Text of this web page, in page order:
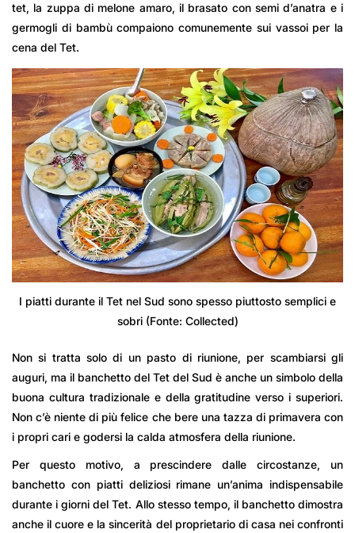
tet, la zuppa di melone amaro, il brasato con semi d’anatra e i
germogli di bambù compaiono comunemente sui vassoi per la
cena del Tet.
I piatti durante il Tet nel Sud sono spesso piuttosto semplici e
sobri (Fonte: Collected)
Non si tratta solo di un pasto di riunione, per scambiarsi gli
auguri, ma il banchetto del Tet del Sud è anche un simbolo della
buona cultura tradizionale e della gratitudine verso i superiori.
Non c’è niente di più felice che bere una tazza di primavera con
i propri cari e godersi la calda atmosfera della riunione.
Per questo motivo, a prescindere dalle circostanze, un
banchetto con piatti deliziosi rimane un’anima indispensabile
durante i giorni del Tet. Allo stesso tempo, il banchetto dimostra
anche il cuore e la sincerità del proprietario di casa nei confronti